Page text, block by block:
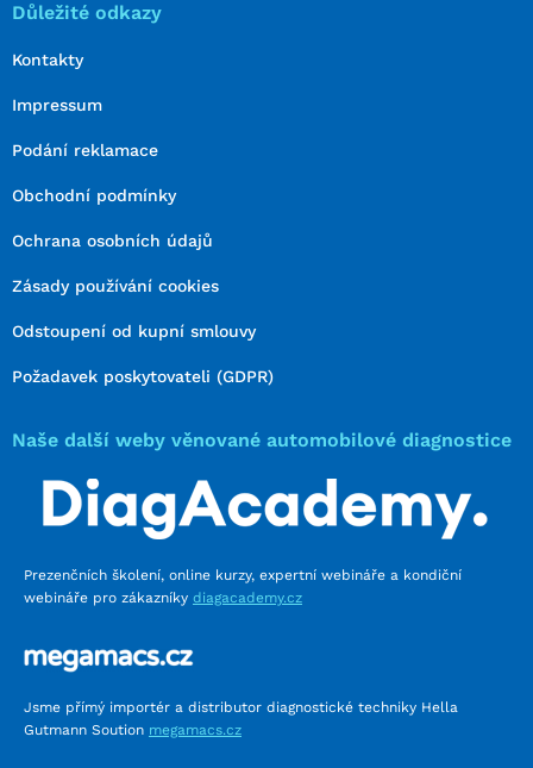
Důležité odkazy
Kontakty
Impressum
Podání reklamace
Obchodní podmínky
Ochrana osobních údajů
Zásady používání cookies
Odstoupení od kupní smlouvy
Požadavek poskytovateli (GDPR)
Naše další weby věnované automobilové diagnostice
Prezenčních školení, online kurzy, expertní webináře a kondiční
webináře pro zákazníky diagacademy.cz
Jsme přímý importér a distributor diagnostické techniky Hella
Gutmann Soution megamacs.cz